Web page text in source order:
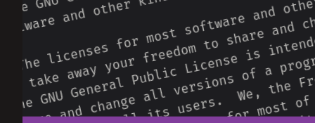
Otwartego
Oprogramowania